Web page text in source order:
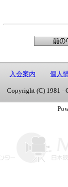
入会案内 個人
Copyright (C) 1981 -